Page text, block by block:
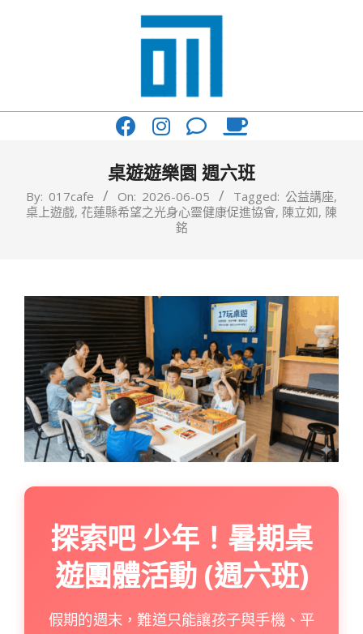
017
你
一
啡
館
桌遊遊樂園 週六班
By: 017cafe On: 2026-06-05 Tagged: 公益講座,
桌上遊戲, 花蓮縣希望之光身心靈健康促進協會, 陳立如, 陳
銘
探索吧 少年！暑期桌
遊團體活動 (週六班)
假期的週末，難道只能讓孩子與手機、平